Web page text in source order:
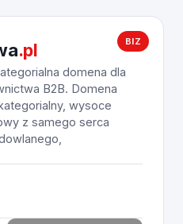
BIZ
.pl
domena dla
B2B. Domena
wysoce
z samego serca